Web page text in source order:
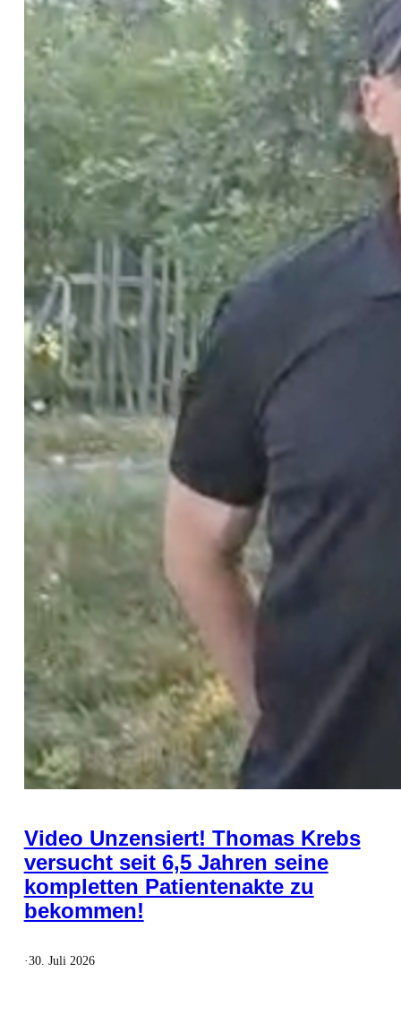
Video Unzensiert! Thomas Krebs
versucht seit 6,5 Jahren seine
kompletten Patientenakte zu
bekommen!
·30. Juli 2026